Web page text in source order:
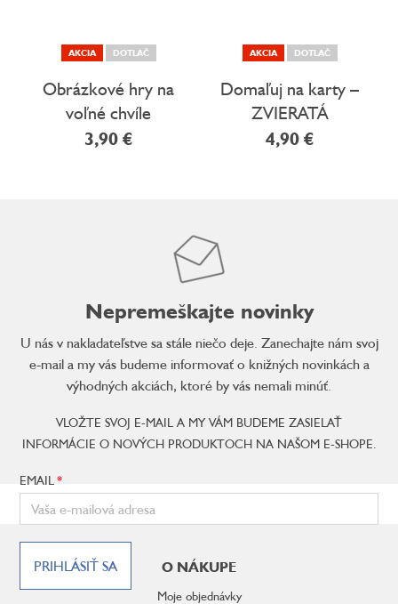
AKCIA DOTLAČ
Obrázkové hry na
voľné chvíle
3,90 €
AKCIA DOTLAČ
Domaľuj na karty –
ZVIERATÁ
4,90 €
Nepremeškajte novinky
U nás v nakladateľstve sa stále niečo deje. Zanechajte nám svoj
e-mail a my vás budeme informovať o knižných novinkách a
výhodných akciách, ktoré by vás nemali minúť.
VLOŽTE SVOJ E-MAIL A MY VÁM BUDEME ZASIELAŤ
INFORMÁCIE O NOVÝCH PRODUKTOCH NA NAŠOM E-SHOPE.
EMAIL
PRIHLÁSIŤ SA O NÁKUPE
Moje objednávky